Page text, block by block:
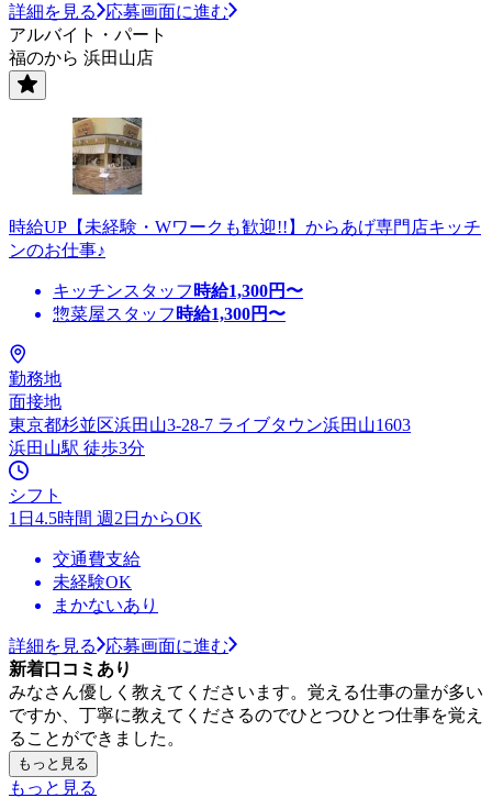
詳細を見る
応募画面に進む
アルバイト・パート
福のから 浜田山店
時給UP【未経験・Wワークも歓迎!!】からあげ専門店キッチ
ンのお仕事♪
キッチンスタッフ 時給1,300円〜
惣菜屋スタッフ 時給1,300円〜
勤務地
面接地
東京都杉並区浜田山3-28-7 ライブタウン浜田山1603
浜田山駅 徒歩3分
シフト
1日4.5時間 週2日からOK
交通費支給
未経験OK
まかないあり
詳細を見る
応募画面に進む
新着口コミあり
みなさん優しく教えてくださいます。覚える仕事の量が多い
ですか、丁寧に教えてくださるのでひとつひとつ仕事を覚え
ることができました。
もっと見る
もっと見る